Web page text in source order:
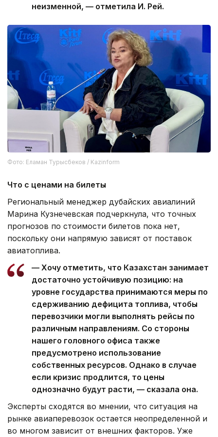
неизменной, — отметила И. Рей.
Фото: Еламан Турысбеков / Kazinform
Что с ценами на билеты
Региональный менеджер дубайских авиалиний
Марина Кузнечевская подчеркнула, что точных
прогнозов по стоимости билетов пока нет,
поскольку они напрямую зависят от поставок
авиатоплива.
— Хочу отметить, что Казахстан занимает
достаточно устойчивую позицию: на
уровне государства принимаются меры по
сдерживанию дефицита топлива, чтобы
перевозчики могли выполнять рейсы по
различным направлениям. Со стороны
нашего головного офиса также
предусмотрено использование
собственных ресурсов. Однако в случае
если кризис продлится, то цены
однозначно будут расти, — сказала она.
Эксперты сходятся во мнении, что ситуация на
рынке авиаперевозок остается неопределенной и
во многом зависит от внешних факторов. Уже